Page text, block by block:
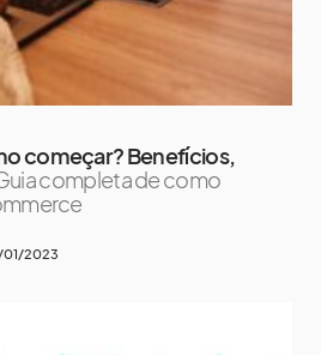
começar? Benefícios,
completa de como
2023